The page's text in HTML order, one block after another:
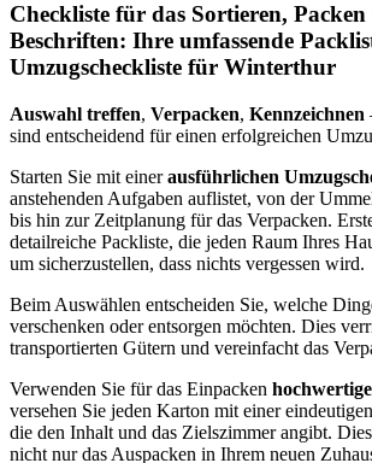
Checkliste für das Sortieren,
Beschriften: Ihre umfassende
Umzugscheckliste für Winterthur ⁠
Auswahl treffen, Verpacken, Kennzeichnen
sind entscheidend für einen erfolgreichen
Starten Sie mit einerausführlichen
anstehenden Aufgaben auflistet, von der
bis hin zur Zeitplanung für das Verpacken.
detailreiche Packliste, die jeden Raum Ihres
um sicherzustellen, dass nichts vergessen wird.
Beim Auswählen entscheiden Sie, welche
verschenken oder entsorgen möchten. Dies
transportierten Gütern und vereinfacht das
Verwenden Sie für das Einpacken
versehen Sie jeden Karton mit einer
die den Inhalt und das Zielszimmer angibt.
nicht nur das Auspacken in Ihrem neuen